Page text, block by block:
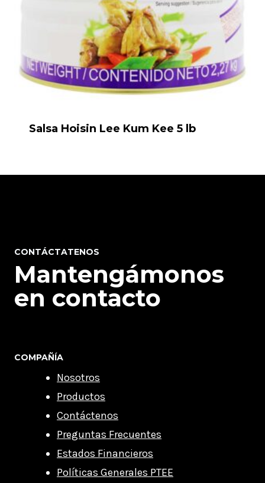
Salsa Hoisin Lee Kum Kee 5 lb
CONTÁCTATENOS
Mantengámonos
en contacto
COMPAÑÍA
Nosotros
Productos
Contáctenos
Preguntas Frecuentes
Estados Financieros
Políticas Generales PTEE